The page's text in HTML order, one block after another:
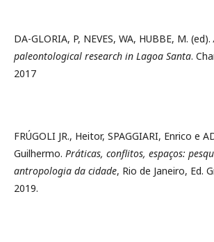
DA-GLORIA, P, NEVES, WA, HUBBE, M. (ed).
paleontological research in Lagoa Santa.
2017
FRÚGOLI JR., Heitor, SPAGGIARI, Enrico e
Guilhermo. Práticas, conflitos, espaços:
antropologia da cidade, Rio de Janeiro, Ed.
2019.